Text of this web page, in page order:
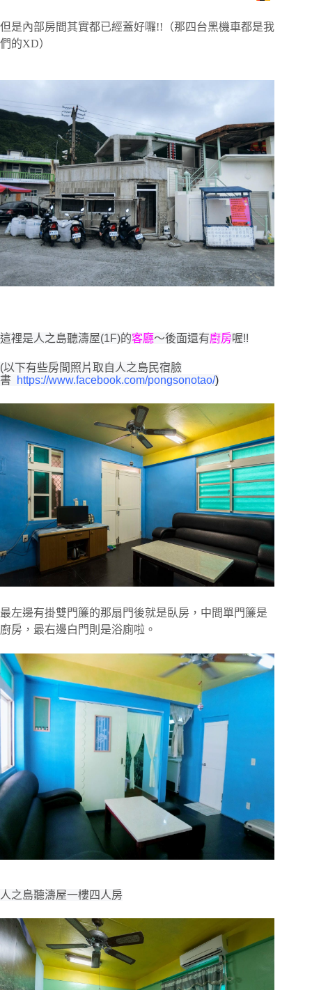
但是內部房間其實都已經蓋好囉!! （那四台黑機車都是我
們的XD）
這裡是人之島聽濤屋(1F)的客廳～後面還有廚房喔!!
(以下有些房間照片取自人之島民宿臉
書
https://www.facebook.com/pongsonotao/)
最左邊有掛雙門簾的那扇門後就是臥房，中間單門簾是
廚房，最右邊白門則是浴廁啦。
人之島聽濤屋一樓四人房